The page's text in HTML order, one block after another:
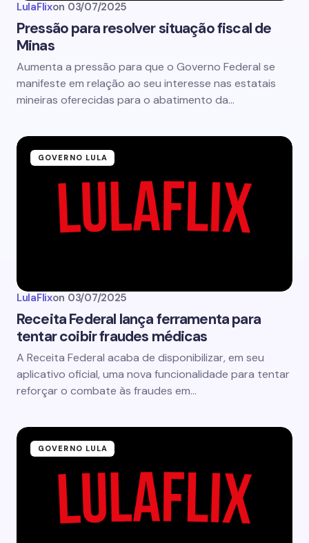
LulaFlixon 03/07/2025
Pressão para resolver situação fiscal de
Minas
Aumenta a pressão para que o Governo Federal se
manifeste em relação ao seu interesse nas estatais
mineiras oferecidas para o abatimento da…
GOVERNO LULA
LulaFlixon 03/07/2025
Receita Federal lança ferramenta para
tentar coibir fraudes médicas
A Receita Federal acaba de disponibilizar, em seu
aplicativo oficial, uma nova funcionalidade para tentar
reforçar o combate às fraudes em…
GOVERNO LULA